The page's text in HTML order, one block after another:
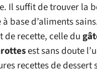
Il suffit de trouver la
base d’aliments
de recette, celle du
est sans doute
recettes de dessert